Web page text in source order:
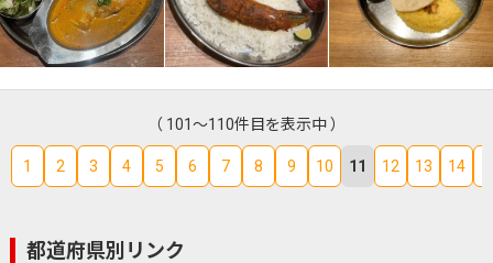
（ 101～110件目を表示中 ）
1 2 3 4 5 6 7 8 9 10 11 12 13 14
都道府県別リンク